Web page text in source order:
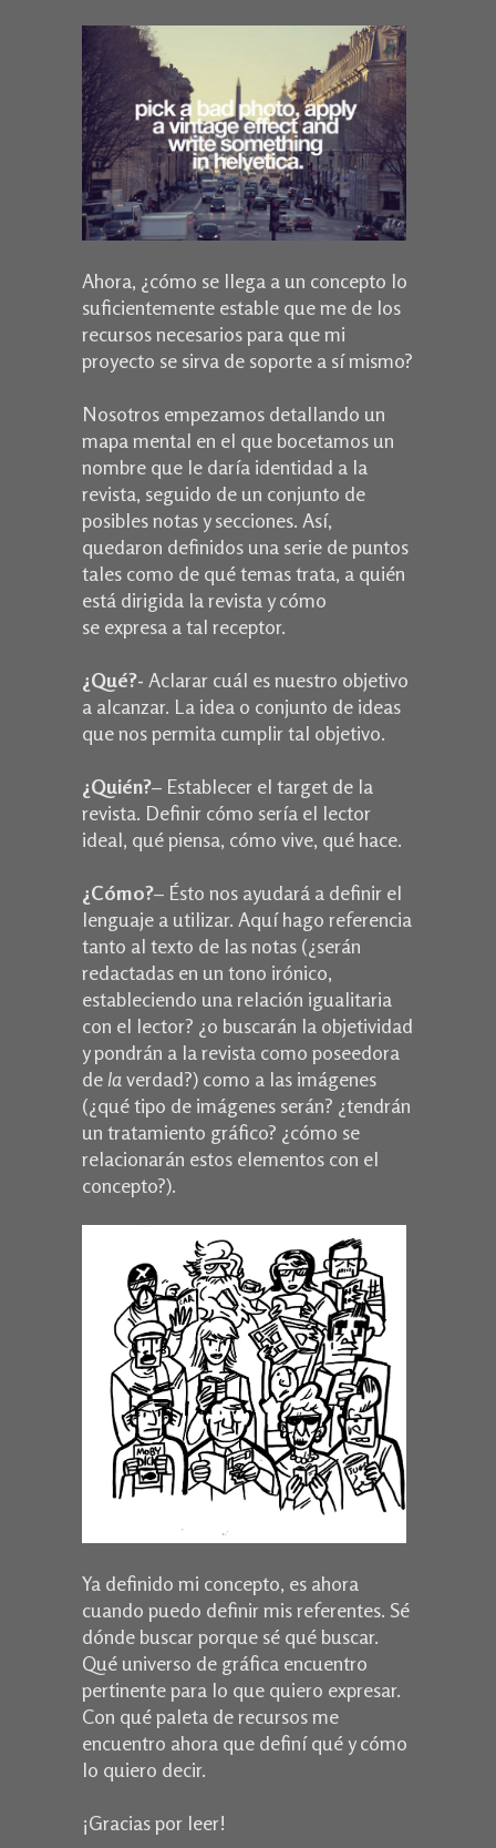
Ahora, ¿cómo se llega a un concepto lo
suficientemente estable que me de los
recursos necesarios para que mi
proyecto se sirva de soporte a sí mismo?
Nosotros empezamos detallando un
mapa mental en el que bocetamos un
nombre que le daría identidad a la
revista, seguido de un conjunto de
posibles notas y secciones. Así,
quedaron definidos una serie de puntos
tales como de qué temas trata, a quién
está dirigida la revista y cómo
se expresa a tal receptor.
¿Qué?- Aclarar cuál es nuestro objetivo
a alcanzar. La idea o conjunto de ideas
que nos permita cumplir tal objetivo.
¿Quién?– Establecer el target de la
revista. Definir cómo sería el lector
ideal, qué piensa, cómo vive, qué hace.
¿Cómo?– Ésto nos ayudará a definir el
lenguaje a utilizar. Aquí hago referencia
tanto al texto de las notas (¿serán
redactadas en un tono irónico,
estableciendo una relación igualitaria
con el lector? ¿o buscarán la objetividad
y pondrán a la revista como poseedora
de laverdad?) como a las imágenes
(¿qué tipo de imágenes serán? ¿tendrán
un tratamiento gráfico? ¿cómo se
relacionarán estos elementos con el
concepto?).
Ya definido mi concepto, es ahora
cuando puedo definir mis referentes. Sé
dónde buscar porque sé qué buscar.
Qué universo de gráfica encuentro
pertinente para lo que quiero expresar.
Con qué paleta de recursos me
encuentro ahora que definí qué y cómo
lo quiero decir.
¡Gracias por leer!